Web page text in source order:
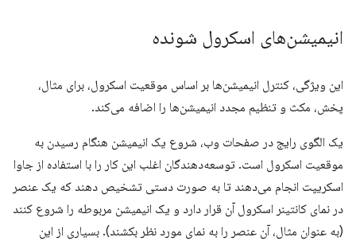
انیمیشن‌های اسکرول شونده
این ویژگی، کنترل انیمیشن‌ها بر اساس موقعیت اسکرول، برای مثال،
پخش، مکث و تنظیم مجدد انیمیشن‌ها را اضافه می‌کند.
یک الگوی رایج در صفحات وب، شروع یک انیمیشن هنگام رسیدن به
موقعیت اسکرول است. توسعه‌دهندگان اغلب این کار را با استفاده از جاوا
اسکریپت انجام می‌دهند تا به صورت دستی تشخیص دهند که یک عنصر
در نمای کانتینر اسکرول آن قرار دارد و یک انیمیشن مربوطه را شروع کنند
(به عنوان مثال، آن عنصر را به نمای مورد نظر بکشند). بسیاری از این